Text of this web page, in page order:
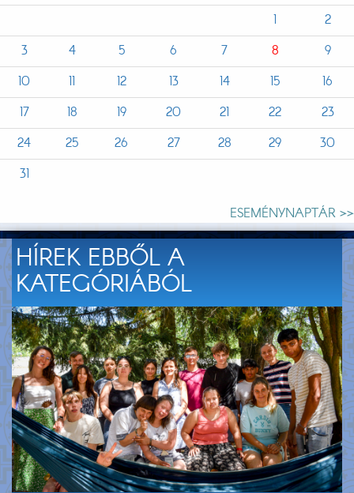
1
2
3
4 5 6 7 8
9
10
11 12 13 14 15
16
17
18 19 20 21 22
23
24
25 26 27 28 29
30
31
ESEMÉNYNAPTÁR >>
HÍREK EBBŐL A
KATEGÓRIÁBÓL